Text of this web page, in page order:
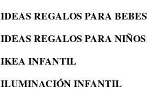
IDEAS REGALOS PARA BEBES
IDEAS REGALOS PARA NIÑOS
IKEA INFANTIL
ILUMINACIÓN INFANTIL